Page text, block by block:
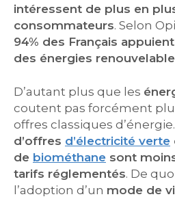
intéressent de plus en
consommateurs. Selon
94% des Français
des énergies
D’autant plus que les
coutent pas forcément
offres classiques
d’offres d’électricité verte
de biométhane sont
tarifs réglementés. De
l’adoption d’un mode de